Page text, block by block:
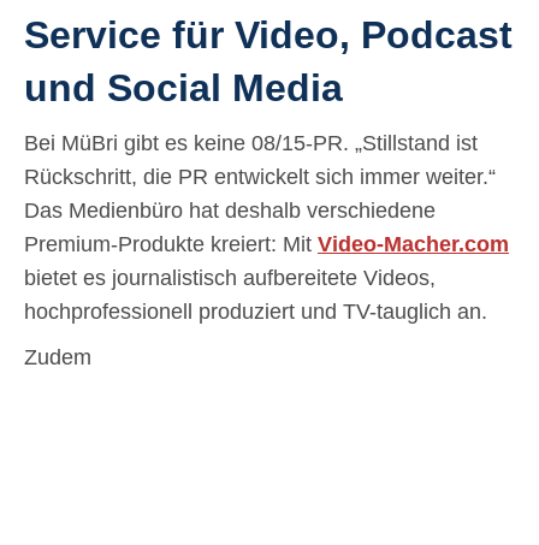
Service für Video, Podcast
und Social Media
Bei MüBri gibt es keine 08/15-PR. „Stillstand ist
Rückschritt, die PR entwickelt sich immer weiter.“
Das Medienbüro hat deshalb verschiedene
Premium-Produkte kreiert: Mit Video-Macher.com
bietet es journalistisch aufbereitete Videos,
hochprofessionell produziert und TV-tauglich an.
Zudem